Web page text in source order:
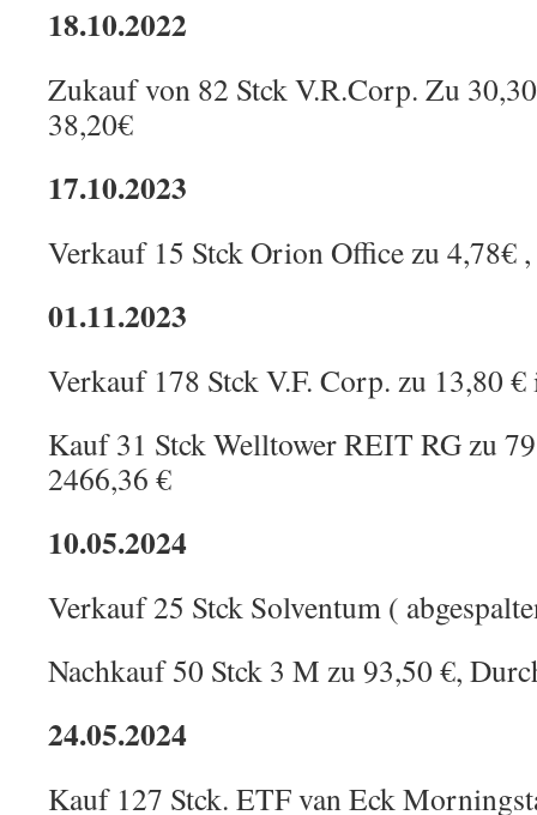
18.10.2022
Zukauf von 82 Stck V.R.Corp. Zu
38,20€
17.10.2023
Verkauf 15 Stck Orion Office zu 4,78€
01.11.2023
Verkauf 178 Stck V.F. Corp. zu 13,80
Kauf 31 Stck Welltower REIT RG zu
2466,36 €
10.05.2024
Verkauf 25 Stck Solventum (
Nachkauf 50 Stck 3 M zu 93,50 €,
24.05.2024
Kauf 127 Stck. ETF van Eck